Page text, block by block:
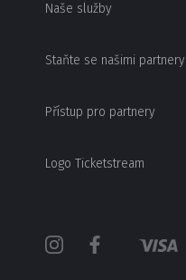
Naše služby
Staňte se našimi partnery
Přístup pro partnery
Logo Ticketstream